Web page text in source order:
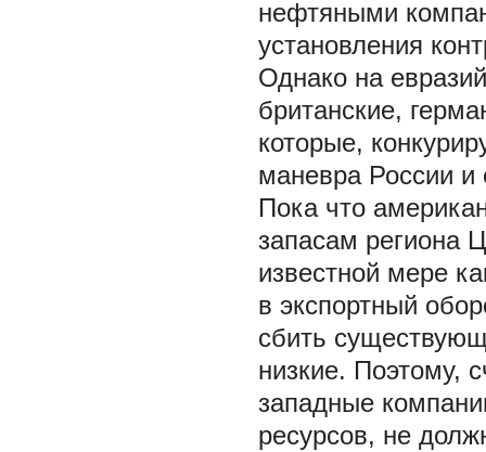
нефтяными
установления
Однако на
британские,
которые,
маневра России
Пока что
запасам региона
известной мере
в экспортный
сбить
низкие. Поэтому,
западные
ресурсов, не